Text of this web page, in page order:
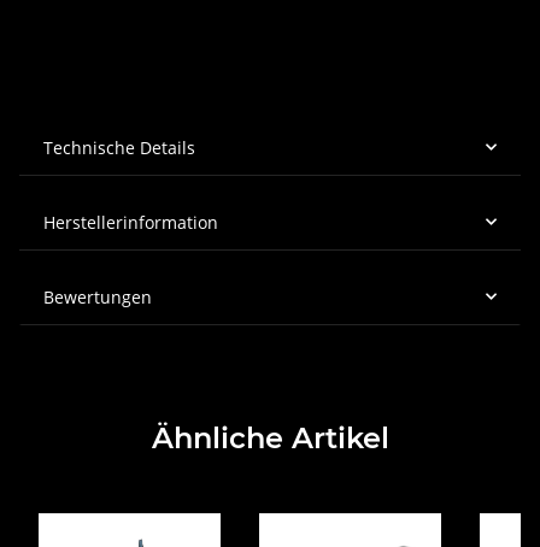
Technische Details
Herstellerinformation
Bewertungen
Ähnliche Artikel